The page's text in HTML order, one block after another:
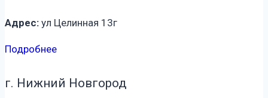
Адрес: ул Целинная 13г
Подробнее
г. Нижний Новгород